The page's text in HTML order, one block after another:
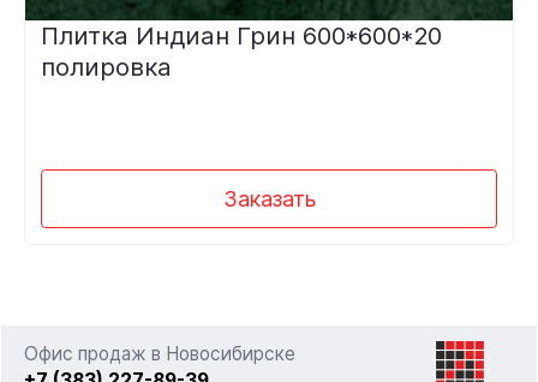
Плитка Индиан Грин 600*600*20
полировка
Заказать
Офис продаж в Новосибирске